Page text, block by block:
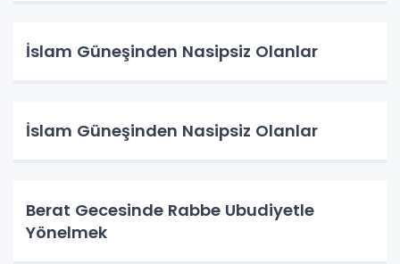
İslam Güneşinden Nasipsiz Olanlar
İslam Güneşinden Nasipsiz Olanlar
Berat Gecesinde Rabbe Ubudiyetle
Yönelmek